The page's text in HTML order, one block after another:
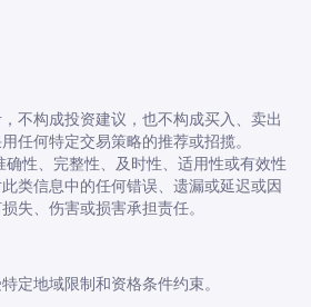
不构成投资建议，也不构成买入、卖出
任何特定交易策略的推荐或招揽。
性、完整性、及时性、适用性或有效性
类信息中的任何错误、遗漏或延迟或因
失、伤害或损害承担责任。
定地域限制和资格条件约束。